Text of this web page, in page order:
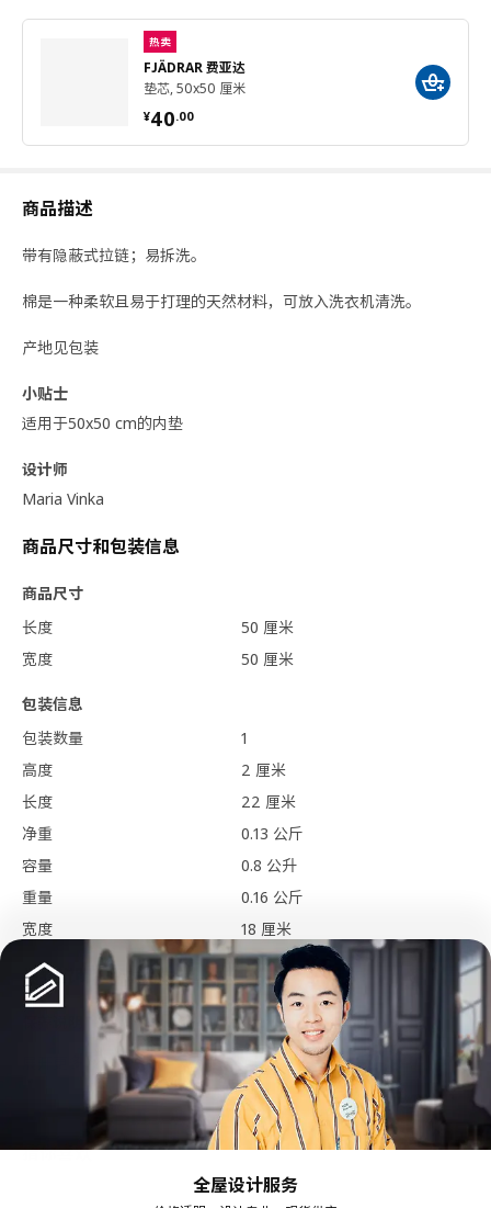
热卖
FJÄDRAR 费亚达
垫芯, 50x50 厘米
¥40.00
¥ 40.00
商品描述
带有隐蔽式拉链；易拆洗。
棉是一种柔软且易于打理的天然材料，可放入洗衣机清洗。
产地见包装
小贴士
适用于50x50 cm的内垫
设计师
Maria Vinka
商品尺寸和包装信息
商品尺寸
长度
50 厘米
宽度
50 厘米
包装信息
包装数量
1
高度
2 厘米
长度
22 厘米
净重
0.13 公斤
容量
0.8 公升
重量
0.16 公斤
宽度
18 厘米
保养说明和环境和材料
可机洗，水温不超过40°C，应选标准洗涤程序。
滚筒常温烘干，温度不超过80°C。
可熨烫，温度不超过150°C。
猜你喜欢
全屋设计服务